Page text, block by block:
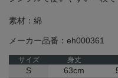
素材：綿
メーカー品番：eh000361
サイズ 身丈
S 63cm